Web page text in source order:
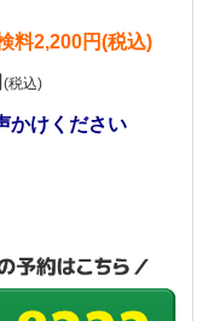
料2,200円(税込)
(税込)
かけください